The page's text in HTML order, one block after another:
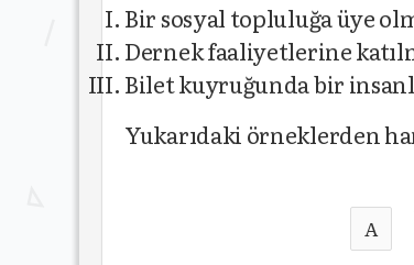
Bir sosyal topluluğa üye
Dernek faaliyetlerine
Bilet kuyruğunda bir
Yukarıdaki örneklerden
A